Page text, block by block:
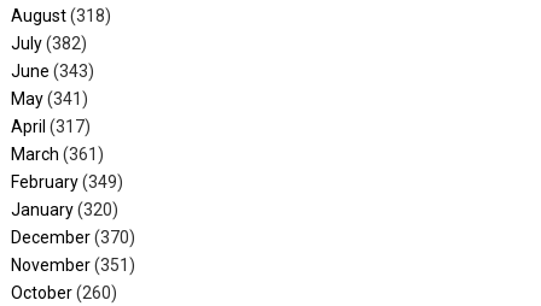
August(318)
July(382)
June (343)
May(341)
April (317)
March (361)
February(349)
January(320)
December(370)
November(351)
October(260)